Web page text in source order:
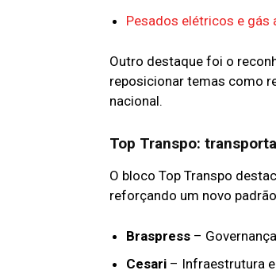
Pesados elétricos e gás
Outro destaque foi o
reposicionar temas como
nacional.
Top Transpo:
O bloco Top Transpo
reforçando um novo
Braspress –
Cesari – Infraestrutura